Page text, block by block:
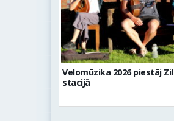
Velomūzika 2026 piestāj
stacijā